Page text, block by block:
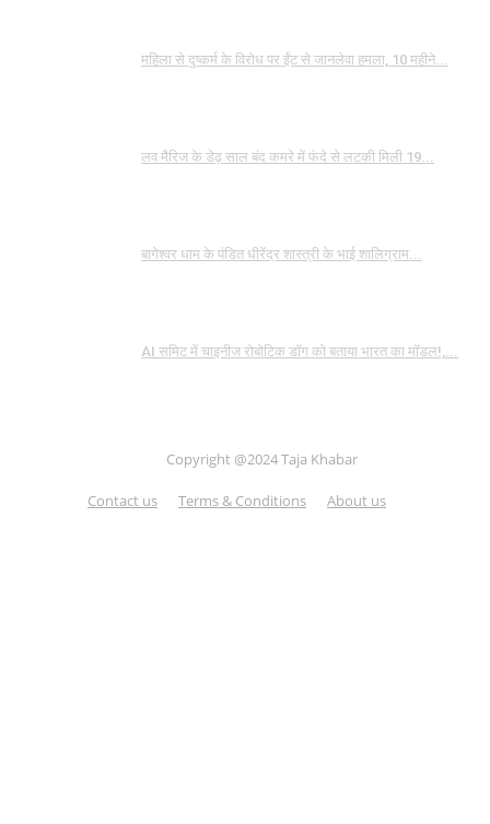
महिला से दुष्कर्म के विरोध पर ईंट से जानलेवा हमला, 10 महीने...
लव मैरिज के डेढ़ साल बंद कमरे में फंदे से लटकी मिली 19...
बागेश्वर धाम के पंडित धीरेंद्र शास्त्री के भाई शालिग्राम...
AI समिट में चाइनीज रोबोटिक डॉग को बताया भारत का मॉडल!,...
Copyright @2024 Taja Khabar
Contact us Terms & Conditions About us